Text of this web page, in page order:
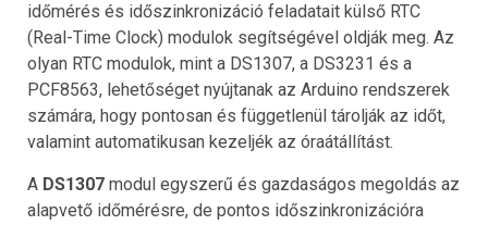
időmérés és időszinkronizáció feladatait külső RTC
(Real-Time Clock) modulok segítségével oldják meg. Az
olyan RTC modulok, mint a DS1307, a DS3231 és a
PCF8563, lehetőséget nyújtanak az Arduino rendszerek
számára, hogy pontosan és függetlenül tárolják az időt,
valamint automatikusan kezeljék az óraátállítást.
A DS1307 modul egyszerű és gazdaságos megoldás az
alapvető időmérésre, de pontos időszinkronizációra